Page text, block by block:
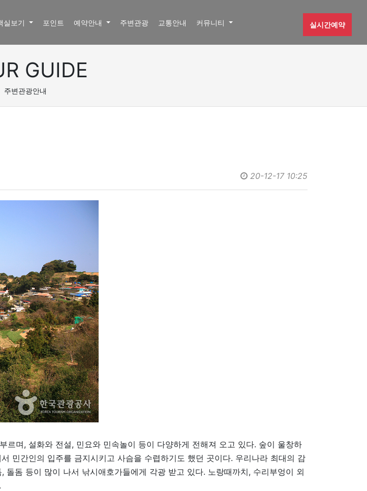
실시간예약
실보기 포인트 예약안내 주변관광 교통안내 커뮤니티
GUIDE
주변관광안내
20-12-17 10:25
며, 설화와 전설, 민요와 민속놀이 등이 다양하게 전해져 오고 있다. 숲이 울창하
민간인의 입주를 금지시키고 사슴을 수렵하기도 했던 곳이다. 우리나라 최대의 감
돔 등이 많이 나서 낚시애호가들에게 각광 받고 있다. 노랑때까치, 수리부엉이 외